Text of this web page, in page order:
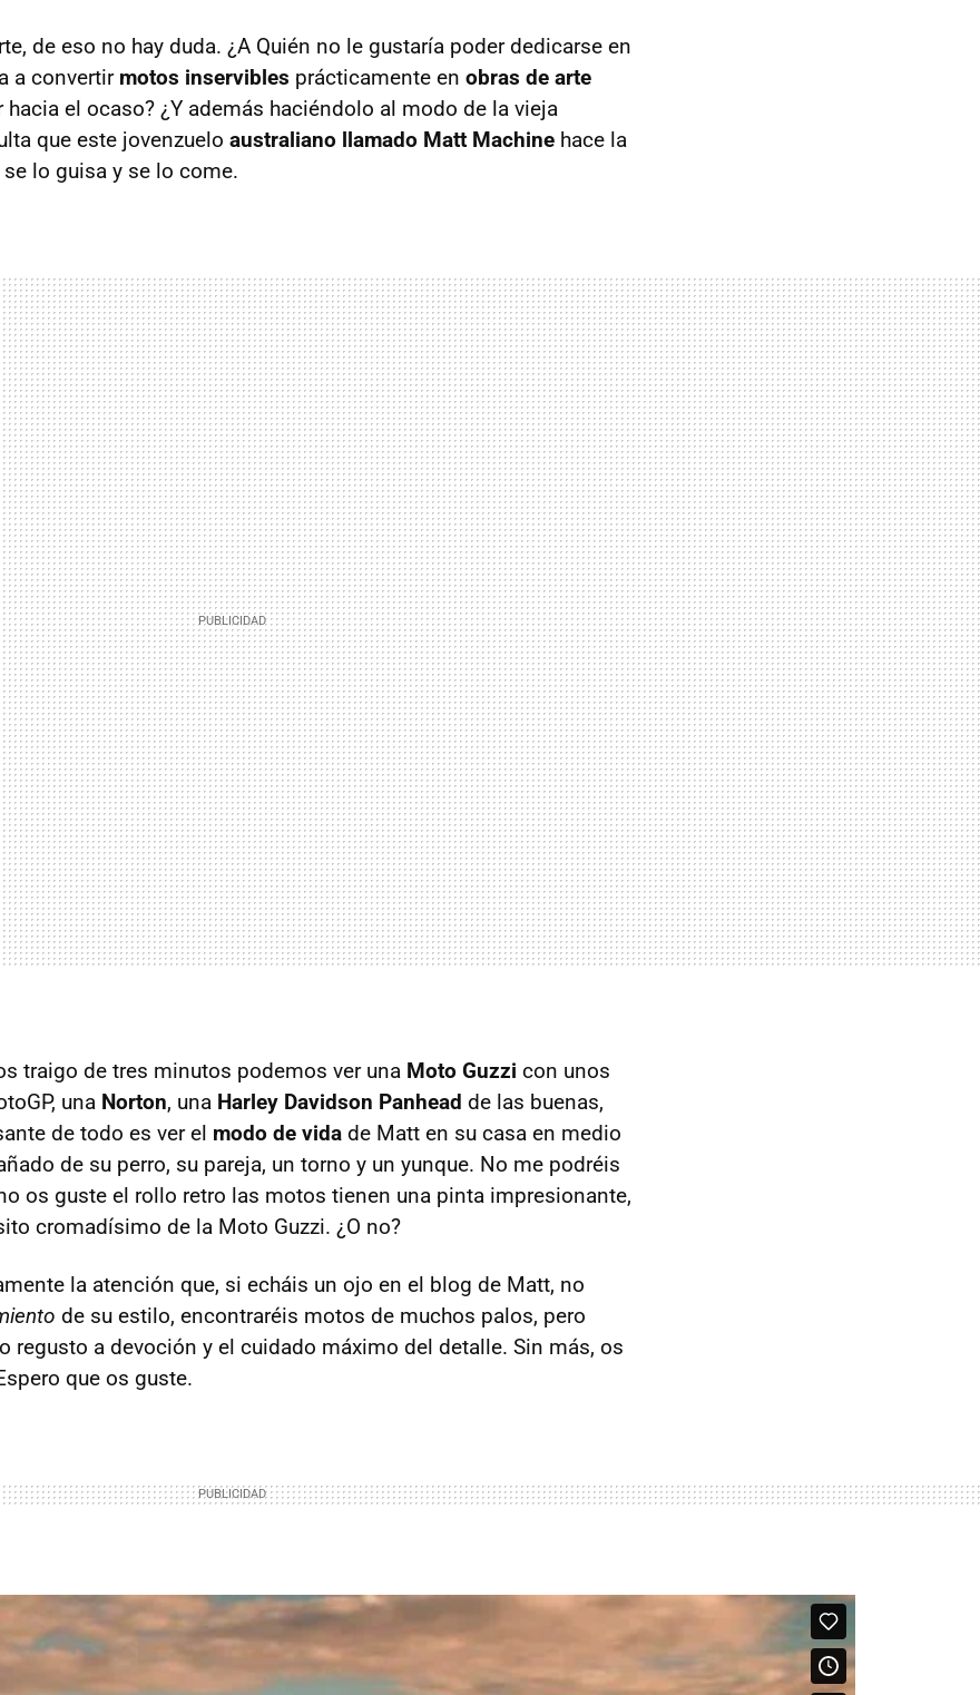
de eso no hay duda. ¿A Quién no le gustaría poder dedicarse en
a convertir motos inservibles prácticamente en obras de arte
hacia el ocaso? ¿Y además haciéndolo al modo de la vieja
que este jovenzuelo australiano llamado Matt Machine hace la
se lo guisa y se lo come.
traigo de tres minutos podemos ver una Moto Guzzi con unos
una Norton, una Harley Davidson Panhead de las buenas,
de todo es ver el modo de vida de Matt en su casa en medio
de su perro, su pareja, un torno y un yunque. No me podréis
os guste el rollo retro las motos tienen una pinta impresionante,
cromadísimo de la Moto Guzzi. ¿O no?
la atención que, si echáis un ojo en el blog de Matt, no
de su estilo, encontraréis motos de muchos palos, pero
regusto a devoción y el cuidado máximo del detalle. Sin más, os
que os guste.